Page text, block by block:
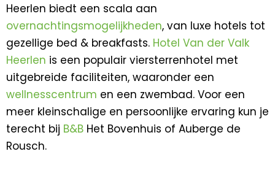
Heerlen biedt een scala aan
overnachtingsmogelijkheden, van luxe hotels tot
gezellige bed & breakfasts. Hotel Van der Valk
Heerlen is een populair viersterrenhotel met
uitgebreide faciliteiten, waaronder een
wellnesscentrum en een zwembad. Voor een
meer kleinschalige en persoonlijke ervaring kun je
terecht bij B&B Het Bovenhuis of Auberge de
Rousch.